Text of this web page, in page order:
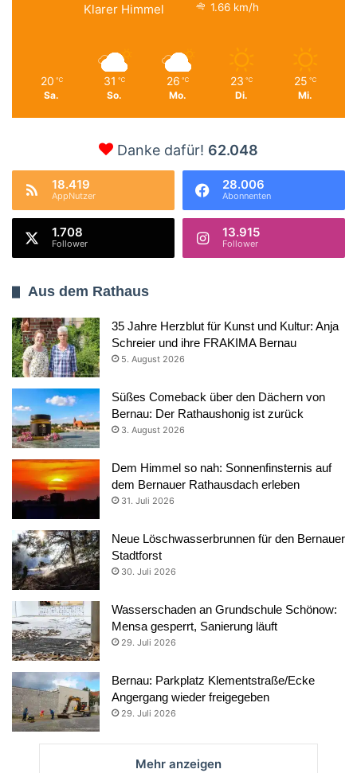
Klarer Himmel
1.66 km/h
20 ℃
Sa.
31 ℃
So.
26 ℃
Mo.
23 ℃
Di.
25 ℃
Mi.
Danke dafür! 62.048
18.419
AppNutzer
28.006
Abonnenten
1.708
Follower
13.915
Follower
Aus dem Rathaus
35 Jahre Herzblut für Kunst und Kultur: Anja
Schreier und ihre FRAKIMA Bernau
5. August 2026
Süßes Comeback über den Dächern von
Bernau: Der Rathaushonig ist zurück
3. August 2026
Dem Himmel so nah: Sonnenfinsternis auf
dem Bernauer Rathausdach erleben
31. Juli 2026
Neue Löschwasserbrunnen für den Bernauer
Stadtforst
30. Juli 2026
Wasserschaden an Grundschule Schönow:
Mensa gesperrt, Sanierung läuft
29. Juli 2026
Bernau: Parkplatz Klementstraße/Ecke
Angergang wieder freigegeben
29. Juli 2026
Mehr anzeigen